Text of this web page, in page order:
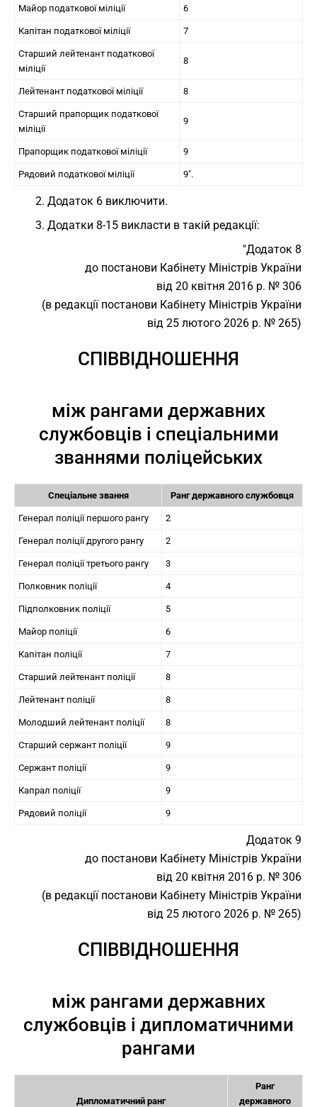
Майор податкової міліції 6
Капітан податкової міліції 7
Старший лейтенант податкової
міліції
8
Лейтенант податкової міліції 8
Старший прапорщик податкової
міліції
9
Прапорщик податкової міліції 9
Рядовий податкової міліції 9".
2. Додаток 6 виключити.
3. Додатки 8-15 викласти в такій редакції:
"Додаток 8
до постанови Кабінету Міністрів України
від 20 квітня 2016 р. № 306
(в редакції постанови Кабінету Міністрів України
від 25 лютого 2026 р. № 265)
СПІВВІДНОШЕННЯ
між рангами державних
службовців і спеціальними
званнями поліцейських
Спеціальне звання Ранг державного службовця
Генерал поліції першого рангу 2
Генерал поліції другого рангу 2
Генерал поліції третього рангу 3
Полковник поліції 4
Підполковник поліції 5
Майор поліції 6
Капітан поліції 7
Старший лейтенант поліції 8
Лейтенант поліції 8
Молодший лейтенант поліції 8
Старший сержант поліції 9
Сержант поліції 9
Капрал поліції 9
Рядовий поліції 9
Додаток 9
до постанови Кабінету Міністрів України
від 20 квітня 2016 р. № 306
(в редакції постанови Кабінету Міністрів України
від 25 лютого 2026 р. № 265)
СПІВВІДНОШЕННЯ
між рангами державних
службовців і дипломатичними
рангами
Дипломатичний ранг
Ранг
державного